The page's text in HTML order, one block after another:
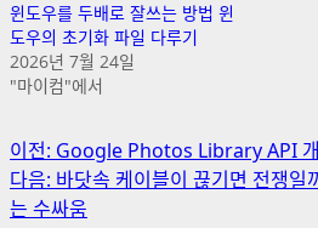
윈도우를 두배로 잘쓰는 방법 윈
도우의 초기화 파일 다루기
2026년 7월 24일
"마이컴"에서
게
시
이전: Google Photos Library API
다음: 바닷속 케이블이 끊기면 전쟁일
는 수싸움